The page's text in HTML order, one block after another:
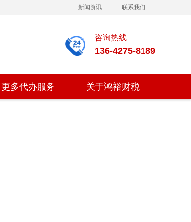
新闻资讯 联系我们
咨询热线
136-4275-8189
更多代办服务 关于鸿裕财税